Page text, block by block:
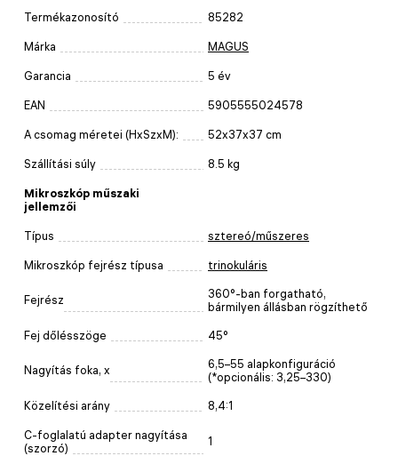
Termékazonosító 85282
Márka MAGUS
Garancia 5 év
EAN 5905555024578
A csomag méretei (HxSzxM): 52x37x37 cm
Szállítási súly 8.5 kg
Mikroszkóp műszaki
jellemzői
Típus sztereó/műszeres
Mikroszkóp fejrész típusa trinokuláris
Fejrész
360°-ban forgatható,
bármilyen állásban rögzíthető
Fej dőlésszöge 45°
Nagyítás foka, x
6,5–55 alapkonfiguráció
(*opcionális: 3,25–330)
Közelítési arány 8,4:1
C-foglalatú adapter nagyítása
(szorzó)
1